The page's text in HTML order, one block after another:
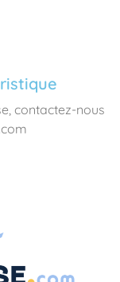
contactez-nous